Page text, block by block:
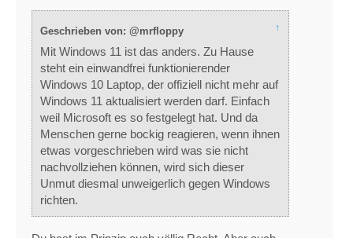
Geschrieben von: @mrfloppy ↑
Mit Windows 11 ist das anders. Zu Hause
steht ein einwandfrei funktionierender
Windows 10 Laptop, der offiziell nicht mehr auf
Windows 11 aktualisiert werden darf. Einfach
weil Microsoft es so festgelegt hat. Und da
Menschen gerne bockig reagieren, wenn ihnen
etwas vorgeschrieben wird was sie nicht
nachvollziehen können, wird sich dieser
Unmut diesmal unweigerlich gegen Windows
richten.